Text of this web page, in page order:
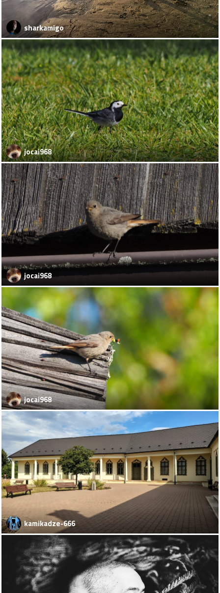
sharkamigo
jocai968
jocai968
jocai968
kamikadze-666